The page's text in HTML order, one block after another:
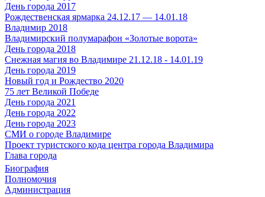
День города 2017
Рождественская ярмарка 24.12.17 — 14.01.18
Владимир 2018
Владимирский полумарафон «Золотые ворота»
День города 2018
Снежная магия во Владимире 21.12.18 - 14.01.19
День города 2019
Новый год и Рождество 2020
75 лет Великой Победе
День города 2021
День города 2022
День города 2023
СМИ о городе Владимире
Проект туристского кода центра города Владимира
Глава города
Биография
Полномочия
Администрация